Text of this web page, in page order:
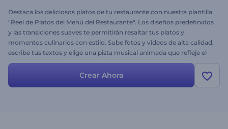
Destaca los deliciosos platos de tu restaurante con nuestra plantilla
"Reel de Platos del Menú del Restaurante". Los diseños predefinidos
y las transiciones suaves te permitirán resaltar tus platos y
momentos culinarios con estilo. Sube fotos y videos de alta calidad,
escribe tus textos y elige una pista musical animada que refleje el
ambiente de tu restaurante. ¡Crea y comparte ahora para atraer la
atención de los amantes de la comida en todas las plataformas
sociales!
Crear Ahora